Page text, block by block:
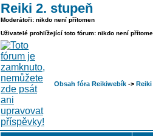
Reiki 2. stupeň
Moderátoři: nikdo není přítomen
Uživatelé prohlížející toto fórum: nikdo není
Obsah fóra Reikiwebík -> Reiki